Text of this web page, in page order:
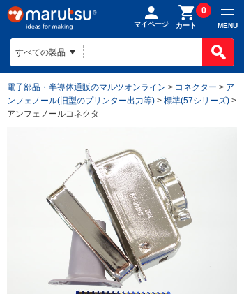
マイページ カート
0
MENU
電子部品・半導体通販のマルツオンライン > コネクター > ア
ンフェノール(旧型のプリンター出力等) > 標準(57シリーズ) >
アンフェノールコネクタ